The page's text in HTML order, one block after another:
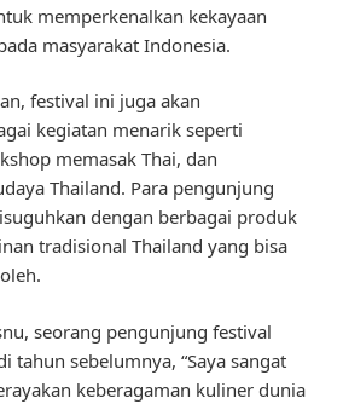
memperkenalkan kekayaan
masyarakat Indonesia.
festival ini juga akan
kegiatan menarik seperti
memasak Thai, dan
Thailand. Para pengunjung
dengan berbagai produk
tradisional Thailand yang bisa
seorang pengunjung festival
tahun sebelumnya, “Saya sangat
keberagaman kuliner dunia